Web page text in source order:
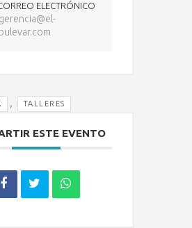
ELECTRÓNICO
gerencia@el-
bulevar.com
, TALLERES
ESTE EVENTO